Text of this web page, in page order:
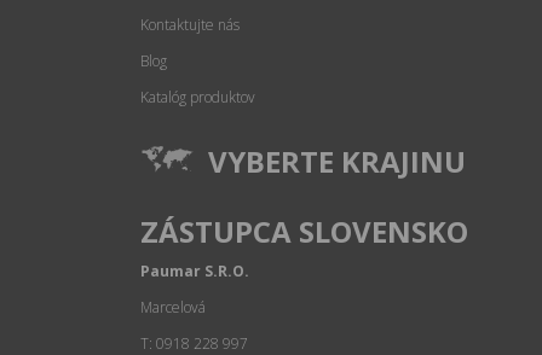
Kontaktujte nás
Blog
Katalóg produktov
VYBERTE KRAJINU
ZÁSTUPCA SLOVENSKO
Paumar S.R.O.
Marcelová
T: 0918 228 997